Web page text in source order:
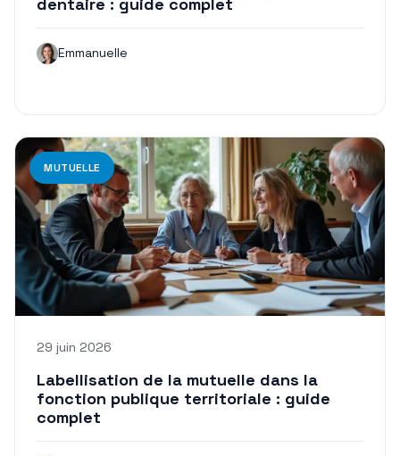
Emmanuelle
MUTUELLE
29 juin 2026
Labellisation de la mutuelle dans la
fonction publique territoriale : guide
complet